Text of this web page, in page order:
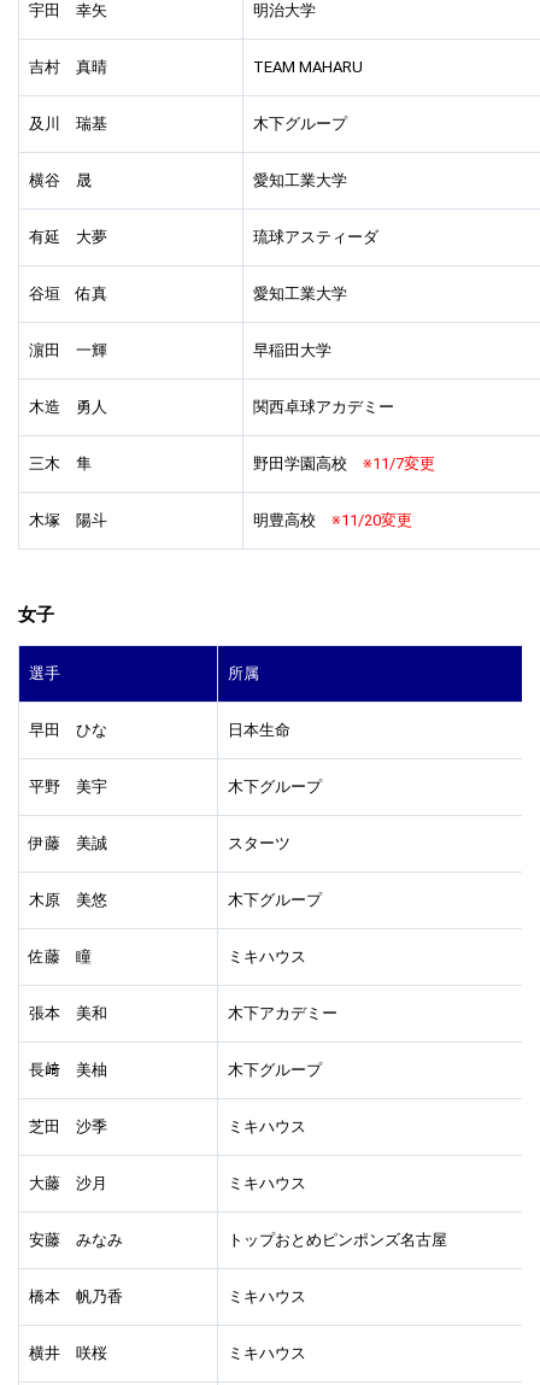
宇田 幸矢 明治大学
吉村 真晴 TEAM MAHARU
及川 瑞基 木下グループ
横谷 晟 愛知工業大学
有延 大夢 琉球アスティーダ
谷垣 佑真 愛知工業大学
濵田 一輝 早稲田大学
木造 勇人 関西卓球アカデミー
三木 隼 野田学園高校 ※11/7変更
木塚 陽斗 明豊高校 ※11/20変更
女子
選手 所属
早田 ひな 日本生命
平野 美宇 木下グループ
伊藤 美誠 スターツ
木原 美悠 木下グループ
佐藤 瞳 ミキハウス
張本 美和 木下アカデミー
長﨑 美柚 木下グループ
芝田 沙季 ミキハウス
大藤 沙月 ミキハウス
安藤 みなみ トップおとめピンポンズ名古屋
橋本 帆乃香 ミキハウス
横井 咲桜 ミキハウス